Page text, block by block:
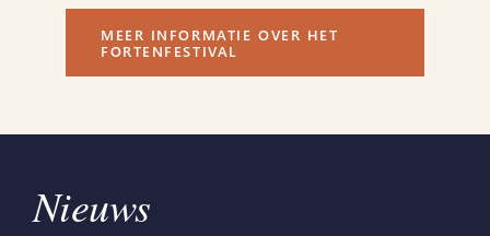
MEER INFORMATIE OVER HET
FORTENFESTIVAL
Nieuws